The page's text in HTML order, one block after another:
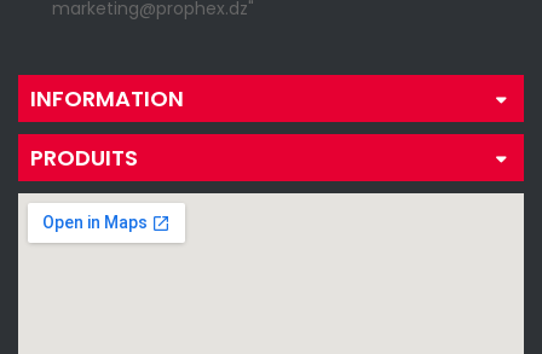
marketing@prophex.dz"
INFORMATION
PRODUITS